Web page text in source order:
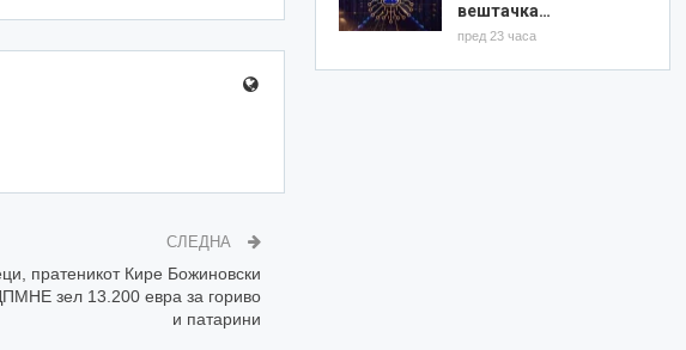
СЛЕДНА
пратеникот Кире Божиновски
зел 13.200 евра за гориво
и патарини
вештачка…
пред 23 часа